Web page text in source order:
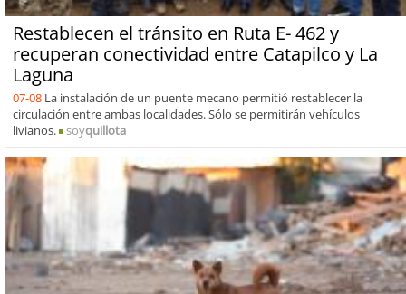
Restablecen el tránsito en Ruta E- 462 y
recuperan conectividad entre Catapilco y La
Laguna
07-08 La instalación de un puente mecano permitió restablecer la
circulación entre ambas localidades. Sólo se permitirán vehículos
livianos.
soyquillota